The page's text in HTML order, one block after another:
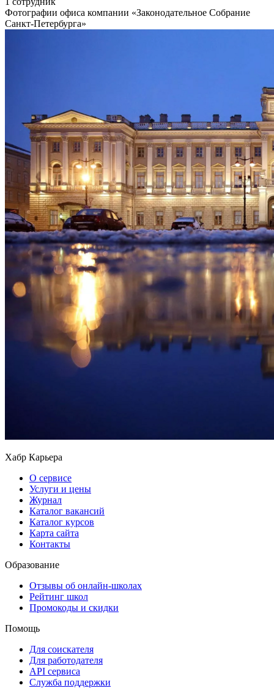
Фотографии офиса компании «Законодательное Собрание
Санкт-Петербурга»
Хабр Карьера
О сервисе
Услуги и цены
Журнал
Каталог вакансий
Каталог курсов
Карта сайта
Контакты
Образование
Отзывы об онлайн-школах
Рейтинг школ
Промокоды и скидки
Помощь
Для соискателя
Для работодателя
API сервиса
Служба поддержки